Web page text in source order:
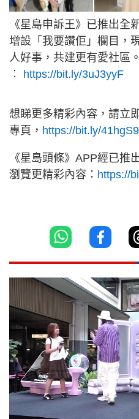
《星島申訴王》已推出全
增設「我要讚佢」欄目，
人好事，共建更有愛社區
︰ https://bit.ly/3uJ3yyF
想睇更多精彩內容，請立
專頁， https://bit.ly/
《星島頭條》APP經已推
瀏覽更精彩內容： https://